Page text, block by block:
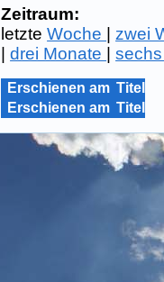
Zeitraum:
letzteWoche
zwei
|drei Monate |
Erschienen am Titel
Erschienen am Titel